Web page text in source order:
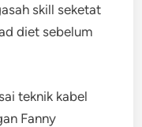
skill seketat
diet sebelum
teknik kabel
Fanny